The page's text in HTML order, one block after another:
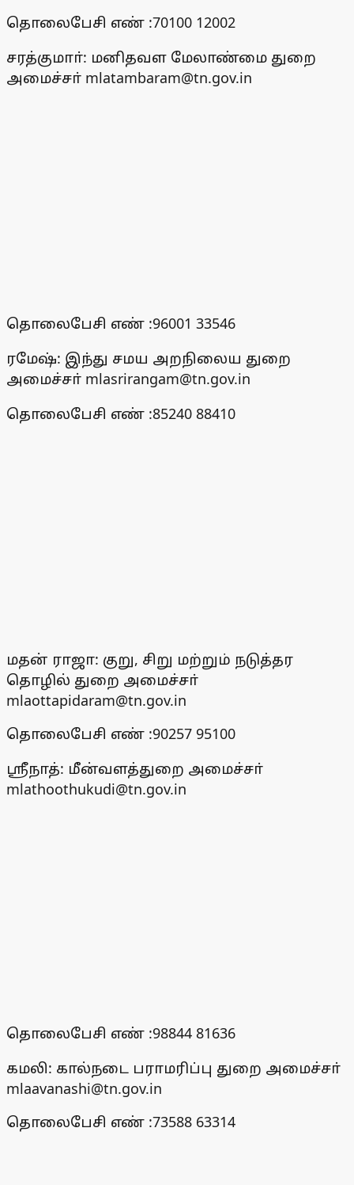
தொலைபேசி எண் :70100 12002
சரத்குமாா்: மனிதவள மேலாண்மை துறை
அமைச்சா் mlatambaram@tn.gov.in
தொலைபேசி எண் :96001 33546
ரமேஷ்: இந்து சமய அறநிலைய துறை
அமைச்சா் mlasrirangam@tn.gov.in
தொலைபேசி எண் :85240 88410
மதன் ராஜா: குறு, சிறு மற்றும் நடுத்தர
தொழில் துறை அமைச்சா்
mlaottapidaram@tn.gov.in
தொலைபேசி எண் :90257 95100
ஸ்ரீநாத்: மீன்வளத்துறை அமைச்சா்
mlathoothukudi@tn.gov.in
தொலைபேசி எண் :98844 81636
கமலி: கால்நடை பராமரிப்பு துறை அமைச்சா்
mlaavanashi@tn.gov.in
தொலைபேசி எண் :73588 63314